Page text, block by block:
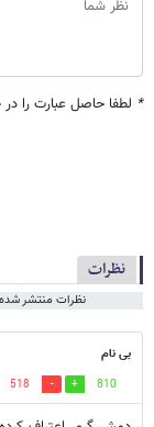
* لطفا حاصل عبارت را
نظرات
نظرات منتشر شده:
بی نام
810
518